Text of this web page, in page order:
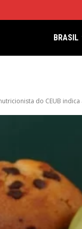
BRASIL
do CEUB